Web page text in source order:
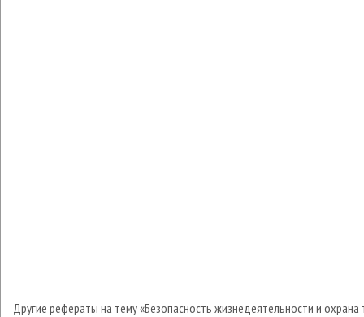
Другие рефераты на тему «Безопасность жизнедеятельности и охрана